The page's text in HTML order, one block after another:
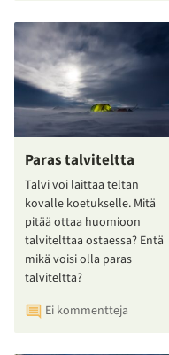
Paras talviteltta
Talvi voi laittaa teltan
kovalle koetukselle. Mitä
pitää ottaa huomioon
talvitelttaa ostaessa? Entä
mikä voisi olla paras
talviteltta?
Ei kommentteja